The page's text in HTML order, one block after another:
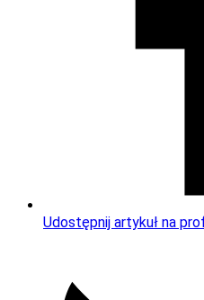
Udostępnij artykuł na